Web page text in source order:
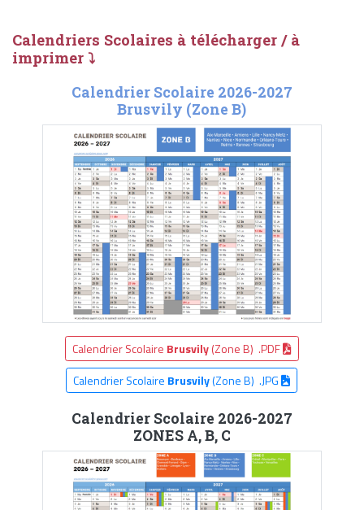
Calendriers Scolaires à télécharger / à
imprimer ⤵
Calendrier Scolaire 2026-2027
Brusvily (Zone B)
Calendrier Scolaire Brusvily(Zone B) .PDF
Calendrier Scolaire Brusvily(Zone B) .JPG
Calendrier Scolaire 2026-2027
ZONES A, B, C